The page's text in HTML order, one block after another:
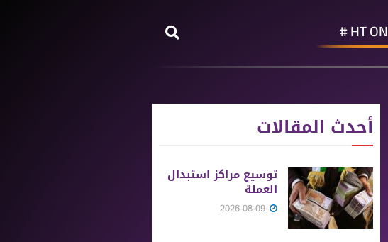
HT ON #
أحدث المقالات
توسيع مراكز استبدال
العملة